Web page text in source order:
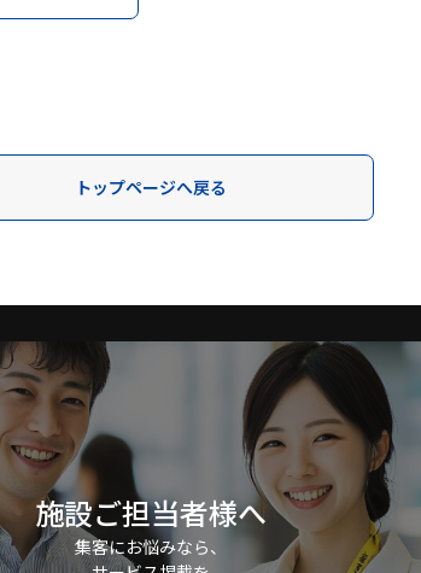
トップページへ戻る
施設ご担当者様へ
集客にお悩みなら、